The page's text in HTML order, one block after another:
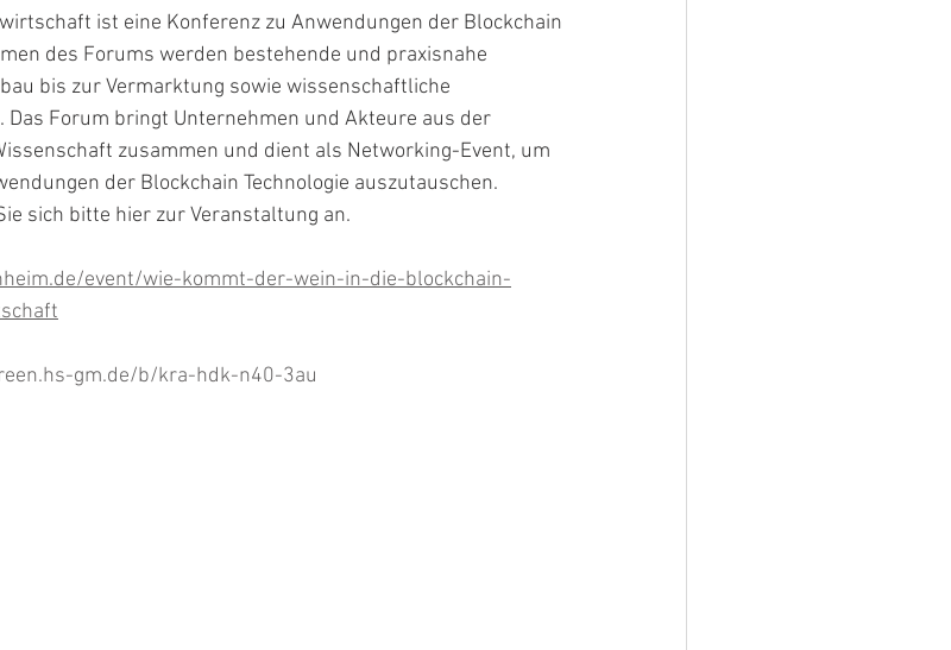
ist eine Konferenz zu Anwendungen der Blockchain
des Forums werden bestehende und praxisnahe
bis zur Vermarktung sowie wissenschaftliche
Forum bringt Unternehmen und Akteure aus der
zusammen und dient als Networking-Event, um
der Blockchain Technologie auszutauschen.
sich bitte hier zur Veranstaltung an.
event/wie-kommt-der-wein-in-die-blockchain-
gm.de/b/kra-hdk-n40-3au